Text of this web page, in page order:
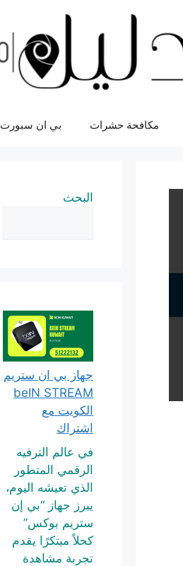
مكافحة حشرات بي ان سبورت
البحث
جهاز بي ان ستريم
beIN STREAM
الكويت مع
اشتراك
في عالم الترفيه
الرقمي المتطور
الذي تعيشه اليوم،
يبرز جهاز “بي إن
ستريم بوكس”
كحلاً مبتكرًا يقدم
تجربة مشاهدة